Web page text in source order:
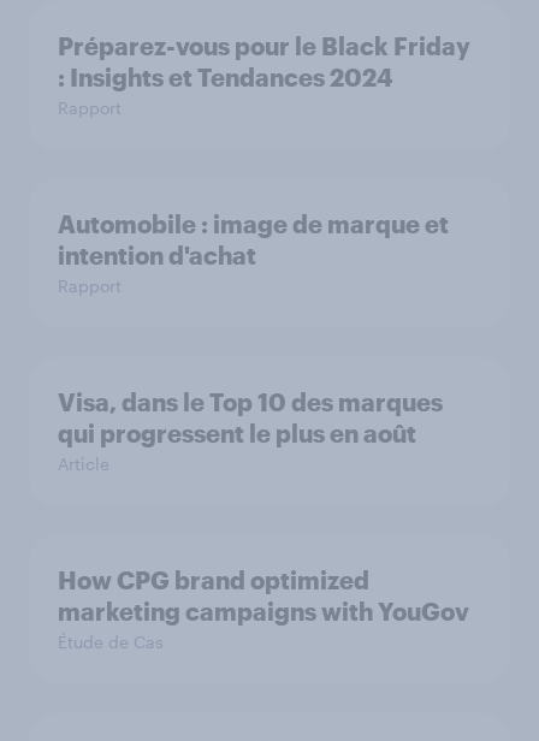
Préparez-vous pour le Black Friday
: Insights et Tendances 2024
Rapport
Automobile : image de marque et
intention d'achat
Rapport
Visa, dans le Top 10 des marques
qui progressent le plus en août
Article
How CPG brand optimized
marketing campaigns with YouGov
Étude de Cas